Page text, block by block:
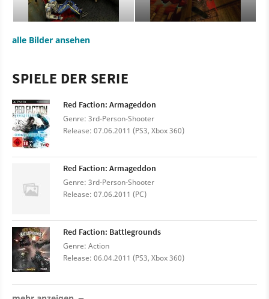
alle Bilder ansehen
SPIELE DER SERIE
Red Faction: Armageddon
Genre: 3rd-Person-Shooter
Release: 07.06.2011 (PS3, Xbox 360)
Red Faction: Armageddon
Genre: 3rd-Person-Shooter
Release: 07.06.2011 (PC)
Red Faction: Battlegrounds
Genre: Action
Release: 06.04.2011 (PS3, Xbox 360)